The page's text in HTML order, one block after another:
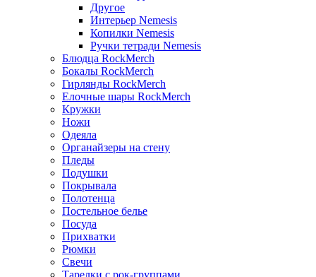
Другое
Интерьер Nemesis
Копилки Nemesis
Ручки тетради Nemesis
Блюдца RockMerch
Бокалы RockMerch
Гирлянды RockMerch
Елочные шары RockMerch
Кружки
Ножи
Одеяла
Органайзеры на стену
Пледы
Подушки
Покрывала
Полотенца
Постельное белье
Посуда
Прихватки
Рюмки
Свечи
Тарелки с рок-группами